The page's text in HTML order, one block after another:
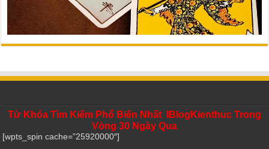
Từ Khóa Tìm Kiếm Phổ Biến Nhất IBlogKienthuc Trong
Vòng 30 Ngày Qua
[wpts_spin cache=”25920000″]